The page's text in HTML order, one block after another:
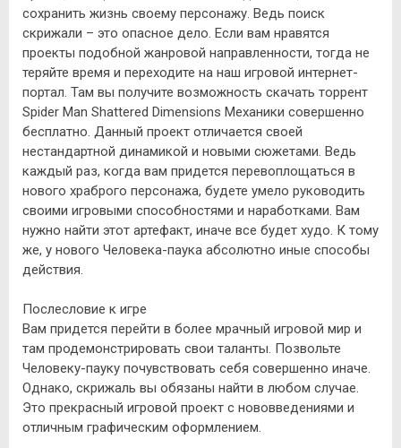
сохранить жизнь своему персонажу. Ведь поиск
скрижали – это опасное дело. Если вам нравятся
проекты подобной жанровой направленности, тогда не
теряйте время и переходите на наш игровой интернет-
портал. Там вы получите возможность скачать торрент
Spider Man Shattered Dimensions Механики совершенно
бесплатно. Данный проект отличается своей
нестандартной динамикой и новыми сюжетами. Ведь
каждый раз, когда вам придется перевоплощаться в
нового храброго персонажа, будете умело руководить
своими игровыми способностями и наработками. Вам
нужно найти этот артефакт, иначе все будет худо. К тому
же, у нового Человека-паука абсолютно иные способы
действия.
Послесловие к игре
Вам придется перейти в более мрачный игровой мир и
там продемонстрировать свои таланты. Позвольте
Человеку-пауку почувствовать себя совершенно иначе.
Однако, скрижаль вы обязаны найти в любом случае.
Это прекрасный игровой проект с нововведениями и
отличным графическим оформлением.